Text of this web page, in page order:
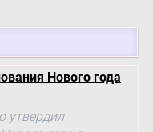
Нового года
утвердил